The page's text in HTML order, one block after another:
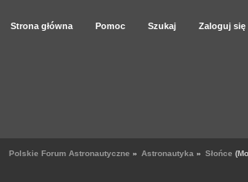
Strona główna Pomoc Szukaj Zaloguj się
Polskie Forum Astronautyczne » Astronautyka » Słońce